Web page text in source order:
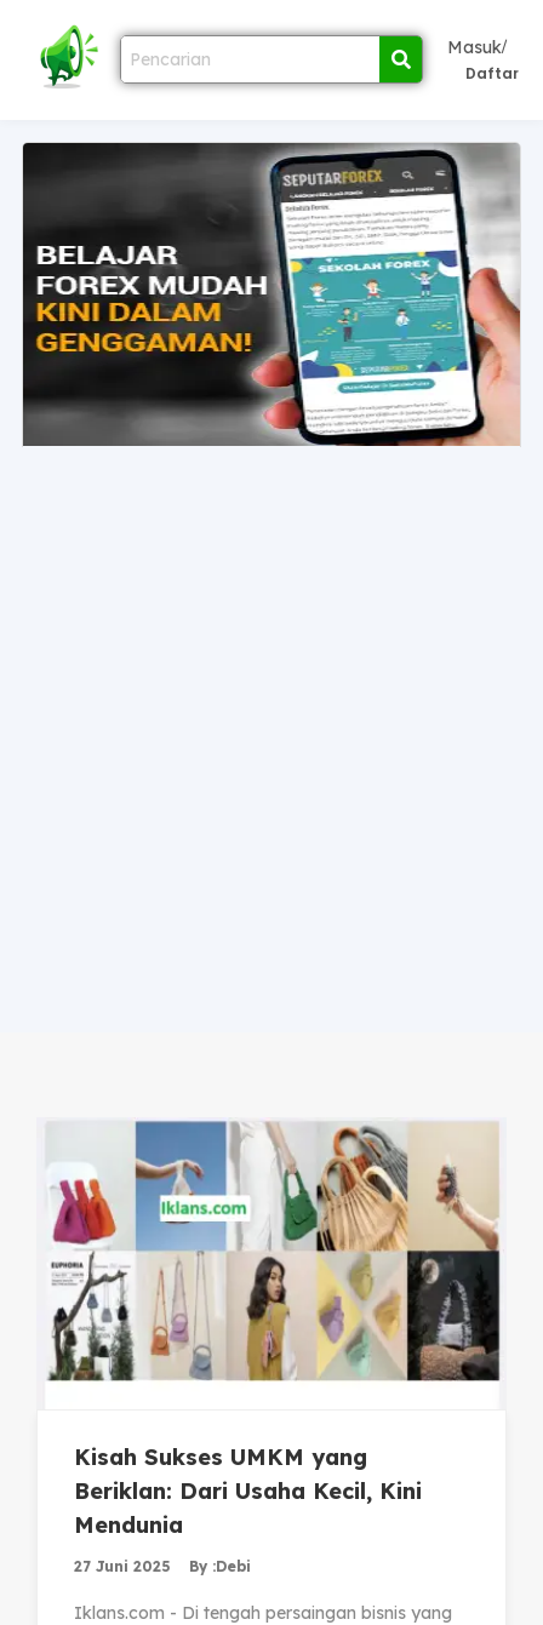
Masuk/
Daftar
Kisah Sukses UMKM yang
Beriklan: Dari Usaha Kecil, Kini
Mendunia
27 Juni 2025 By :Debi
Iklans.com - Di tengah persaingan bisnis yang